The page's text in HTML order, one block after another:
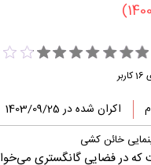
16کاربر
اکران شده در 1403/09/25
خائن کشی
که در فضایی گانگستری